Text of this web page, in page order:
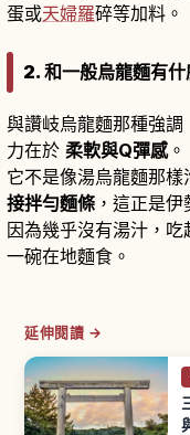
蛋或天婦羅碎等加料。
2. 和一般烏龍麵有什
與讚岐烏龍麵那種強
力在於 柔軟與Q彈感。
它不是像湯烏龍麵那
接拌勻麵條 ，這正是
因為幾乎沒有湯汁，
一碗在地麵食。
延伸閱讀 →